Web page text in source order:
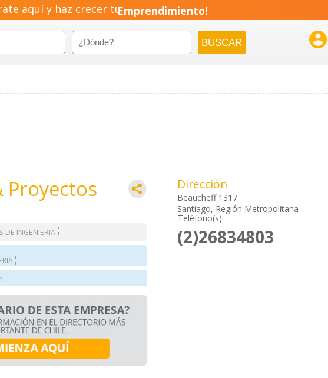
aquí y haz crecer tuEmprendimiento!

Proyectos
DE INGENIERIA
Dirección
Beaucheff 1317
Santiago, Región Metropolitana
Teléfono(s):
(2)26834803